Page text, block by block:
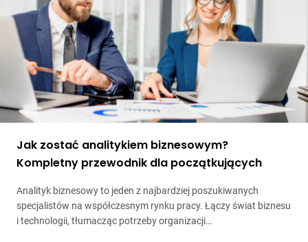
Jak zostać analitykiem biznesowym?
Kompletny przewodnik dla początkujących
Analityk biznesowy to jeden z najbardziej poszukiwanych
specjalistów na współczesnym rynku pracy. Łączy świat biznesu
i technologii, tłumacząc potrzeby organizacji…